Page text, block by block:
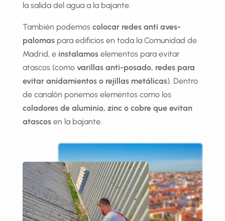
la salida del agua a la bajante.
También podemos colocar redes anti aves-
palomaspara edificios en toda la Comunidad de
Madrid, e instalamoselementos para evitar
atascos (como varillas anti-posado, redes para
evitar anidamientos o rejillas metálicas). Dentro
de canalón ponemos elementos como los
coladores de aluminio, zinc o cobre que evitan
atascosen la bajante.